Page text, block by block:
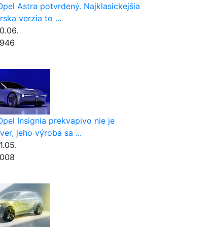
Astra potvrdený. Najklasickejšia
verzia to ...
Insignia prekvapivo nie je
jeho výroba sa ...